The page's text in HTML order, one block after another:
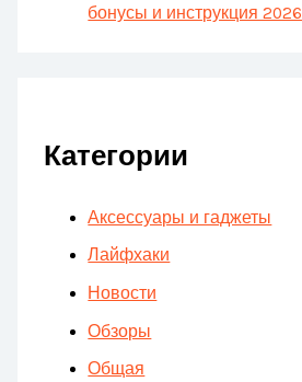
бонусы и инструкция 2026
Категории
Аксессуары и гаджеты
Лайфхаки
Новости
Обзоры
Общая